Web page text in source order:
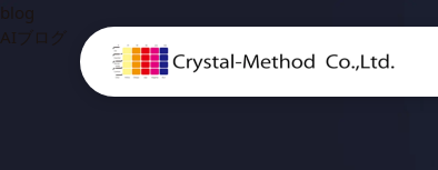
blog
AIブログ